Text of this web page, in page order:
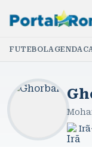
FUTEBOLAGENDA
Irã ·